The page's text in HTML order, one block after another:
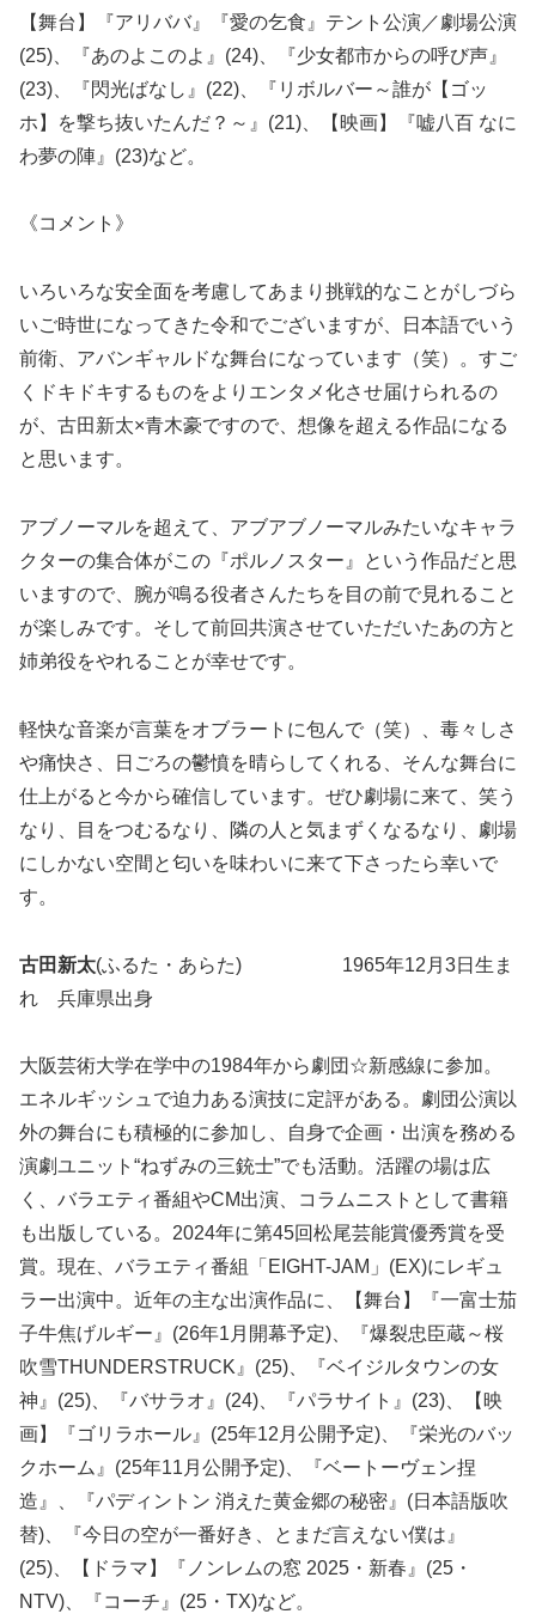
【舞台】『アリババ』『愛の乞食』テント公演／劇場公演
(25)、『あのよこのよ』(24)、『少女都市からの呼び声』
(23)、『閃光ばなし』(22)、『リボルバー～誰が【ゴッ
ホ】を撃ち抜いたんだ？～』(21)、【映画】『嘘八百 なに
わ夢の陣』(23)など。
《コメント》
いろいろな安全面を考慮してあまり挑戦的なことがしづら
いご時世になってきた令和でございますが、日本語でいう
前衛、アバンギャルドな舞台になっています（笑）。すご
くドキドキするものをよりエンタメ化させ届けられるの
が、古田新太×青木豪ですので、想像を超える作品になる
と思います。
アブノーマルを超えて、アブアブノーマルみたいなキャラ
クターの集合体がこの『ポルノスター』という作品だと思
いますので、腕が鳴る役者さんたちを目の前で見れること
が楽しみです。そして前回共演させていただいたあの方と
姉弟役をやれることが幸せです。
軽快な音楽が言葉をオブラートに包んで（笑）、毒々しさ
や痛快さ、日ごろの鬱憤を晴らしてくれる、そんな舞台に
仕上がると今から確信しています。ぜひ劇場に来て、笑う
なり、目をつむるなり、隣の人と気まずくなるなり、劇場
にしかない空間と匂いを味わいに来て下さったら幸いで
す。
古田新太(ふるた・あらた) 1965年12月3日生ま
れ 兵庫県出身
大阪芸術大学在学中の1984年から劇団☆新感線に参加。
エネルギッシュで迫力ある演技に定評がある。劇団公演以
外の舞台にも積極的に参加し、自身で企画・出演を務める
演劇ユニット“ねずみの三銃士”でも活動。活躍の場は広
く、バラエティ番組やCM出演、コラムニストとして書籍
も出版している。2024年に第45回松尾芸能賞優秀賞を受
賞。現在、バラエティ番組「EIGHT-JAM」(EX)にレギュ
ラー出演中。近年の主な出演作品に、【舞台】『一富士茄
子牛焦げルギー』(26年1月開幕予定)、『爆裂忠臣蔵～桜
吹雪THUNDERSTRUCK』(25)、『ベイジルタウンの女
神』(25)、『バサラオ』(24)、『パラサイト』(23)、【映
画】『ゴリラホール』(25年12月公開予定)、『栄光のバッ
クホーム』(25年11月公開予定)、『ベートーヴェン捏
造』、『パディントン 消えた黄金郷の秘密』(日本語版吹
替)、『今日の空が一番好き、とまだ言えない僕は』
(25)、【ドラマ】『ノンレムの窓 2025・新春』(25・
NTV)、『コーチ』(25・TX)など。